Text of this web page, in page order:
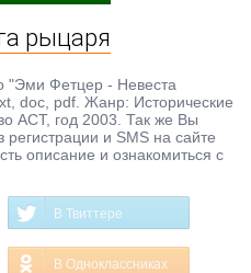
рыцаря
"Эми Фетцер - Невеста
doc, pdf. Жанр: Исторические
АСТ, год 2003. Так же Вы
регистрации и SMS на сайте
описание и ознакомиться с
В Твиттере
В Одноклассниках